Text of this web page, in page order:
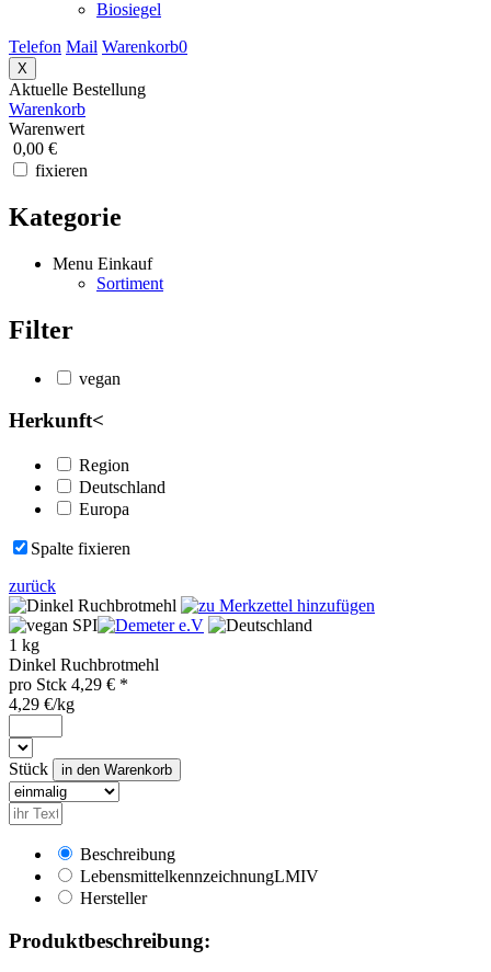
Biosiegel
Telefon Mail Warenkorb0
X
Aktuelle Bestellung
Warenkorb
Warenwert
0,00 €
fixieren
Kategorie
Menu Einkauf
Sortiment
Filter
vegan
Herkunft<
Region
Deutschland
Europa
Spalte fixieren
zurück
SPI
1 kg
Dinkel Ruchbrotmehl
pro Stck 4,29 € *
4,29 €/kg
Stück
Beschreibung
LebensmittelkennzeichnungLMIV
Hersteller
Produktbeschreibung: